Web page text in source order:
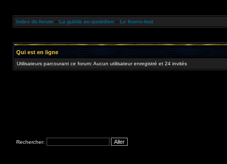
Index du forum » La guilde au quotidien » Le fourre-tout
Qui est en ligne
Utilisateurs parcourant ce forum: Aucun utilisateur enregistré et 24 invités
Rechercher: